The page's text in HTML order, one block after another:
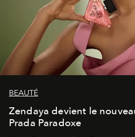
BEAUTÉ
Zendaya devient le
Prada Paradoxe